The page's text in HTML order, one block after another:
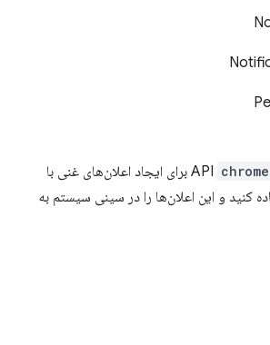
برای ایجاد اعلان‌های غنی با
کنید و این اعلان‌ها را در سینی سیستم به